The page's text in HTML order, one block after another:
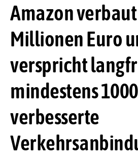
Amazon
Millionen Euro
verspricht
mindestens
verbesserte